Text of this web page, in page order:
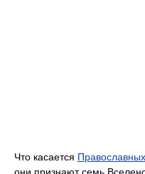
Что касается
они признают семь